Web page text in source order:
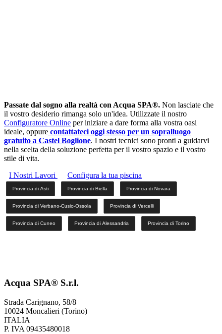
Passate dal sogno alla realtà con Acqua SPA®. Non lasciate che
il vostro desiderio rimanga solo un'idea. Utilizzate il nostro
Configuratore Online per iniziare a dare forma alla vostra oasi
ideale, oppure contattateci oggi stesso per un sopralluogo
gratuito a Castel Boglione. I nostri tecnici sono pronti a guidarvi
nella scelta della soluzione perfetta per il vostro spazio e il vostro
stile di vita.
I Nostri Lavori
Configura la tua piscina
Provincia di Asti Provincia di Biella Provincia di Novara
Provincia di Verbano-Cusio-Ossola Provincia di Vercelli
Provincia di Cuneo Provincia di Alessandria Provincia di Torino
Acqua SPA® S.r.l.
Strada Carignano, 58/8
10024 Moncalieri (Torino)
ITALIA
P. IVA 09435480018